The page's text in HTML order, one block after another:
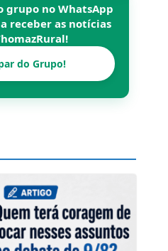
grupo no WhatsApp
receber as notícias
!
do Grupo!